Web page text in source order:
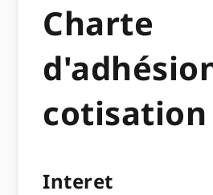
Charte
cotisation
Interet